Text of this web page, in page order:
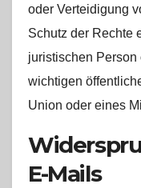
oder Verteidigung
Schutz der Rechte
juristischen
wichtigen
Union oder eines
E-Mails